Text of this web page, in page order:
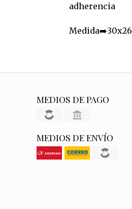
adherencia
Medida➡️30x26
MEDIOS DE PAGO
MEDIOS DE ENVÍO